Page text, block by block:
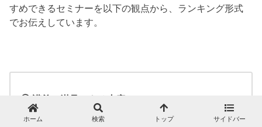
すめできるセミナーを以下の観点から、ランキング形式
でお伝えしています。
◯ 運営は信頼できるか？
ホーム 検索 トップ サイドバー